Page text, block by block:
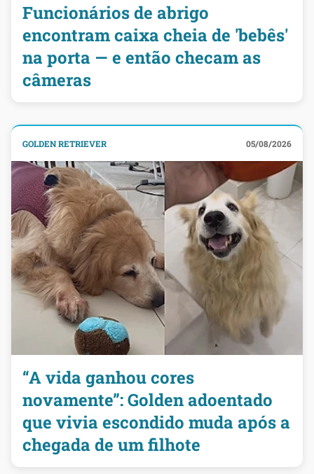
Funcionários de abrigo
encontram caixa cheia de 'bebês'
na porta — e então checam as
câmeras
GOLDEN RETRIEVER 05/08/2026
“A vida ganhou cores
novamente”: Golden adoentado
que vivia escondido muda após a
chegada de um filhote